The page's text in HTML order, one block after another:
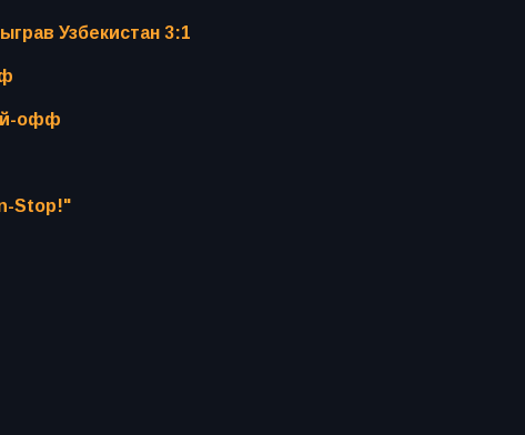
Узбекистан 3:1
офф
Stop!"